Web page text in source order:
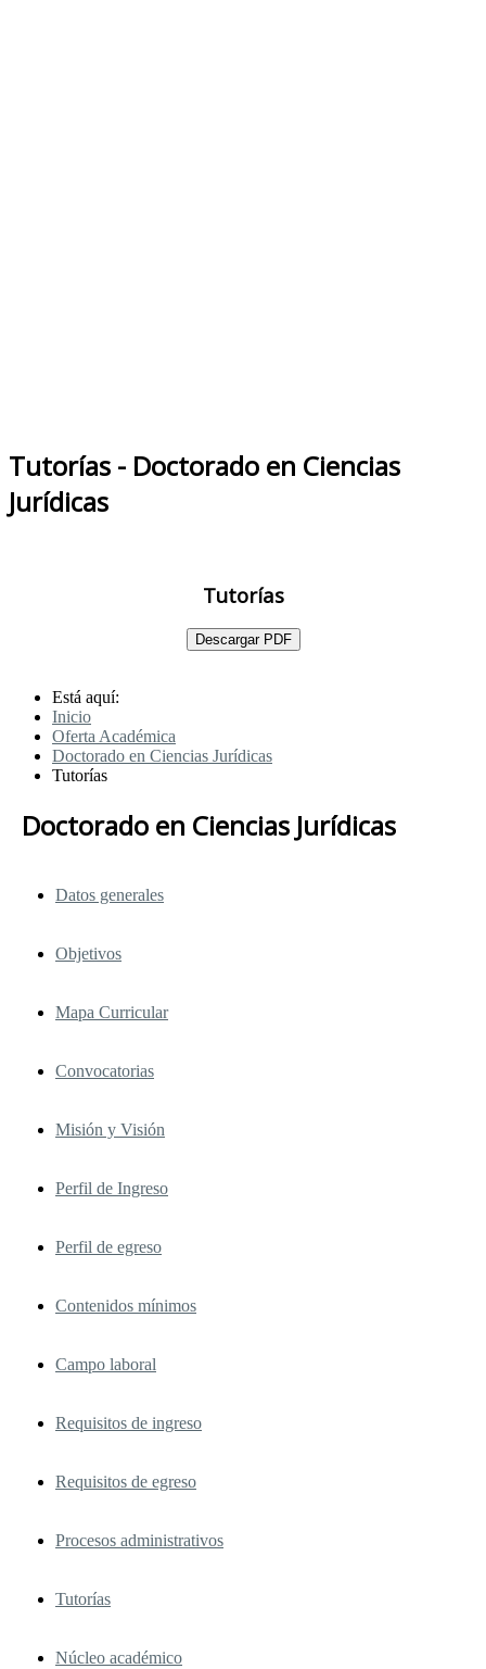
Tutorías - Doctorado en Ciencias
Jurídicas
Tutorías
Descargar PDF
Está aquí:
Inicio
Oferta Académica
Doctorado en Ciencias Jurídicas
Tutorías
Doctorado en Ciencias Jurídicas
Datos generales
Objetivos
Mapa Curricular
Convocatorias
Misión y Visión
Perfil de Ingreso
Perfil de egreso
Contenidos mínimos
Campo laboral
Requisitos de ingreso
Requisitos de egreso
Procesos administrativos
Tutorías
Núcleo académico